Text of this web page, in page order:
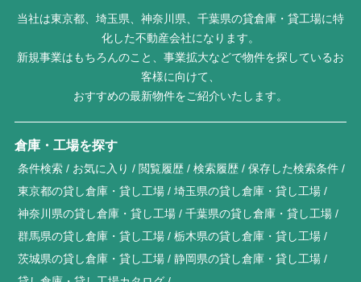
当社は東京都、埼玉県、神奈川県、千葉県の貸倉庫・貸工場に特
化した不動産会社になります。
新規事業はもちろんのこと、事業拡大などで物件を探しているお
客様に向けて、
おすすめの最新物件をご紹介いたします。
倉庫・工場を探す
条件検索 お気に入り 閲覧履歴 検索履歴
保存した検索条件
東京都の貸し倉庫・貸し工場
埼玉県の貸し倉庫・貸し工場
神奈川県の貸し倉庫・貸し工場
千葉県の貸し倉庫・貸し工場
群馬県の貸し倉庫・貸し工場
栃木県の貸し倉庫・貸し工場
茨城県の貸し倉庫・貸し工場
静岡県の貸し倉庫・貸し工場